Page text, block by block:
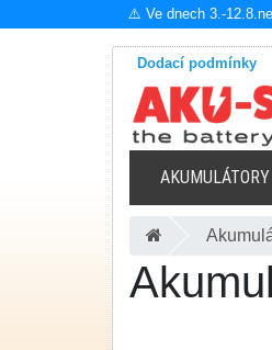
⚠️ Ve dnech 3.-
Dodací podmínky
AKUMULÁTORY